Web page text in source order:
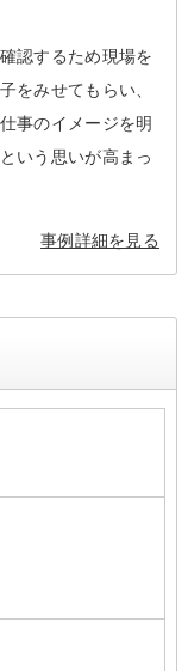
認するため現場を
をみせてもらい、
事のイメージを明
いう思いが高まっ
事例詳細を見る